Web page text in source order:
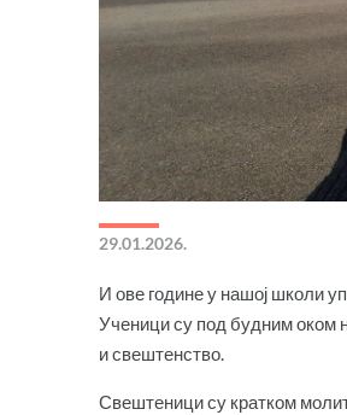
29.01.2026.
И ове године у нашој школи
Ученици су под будним оком
и свештенство.
Свештеници су кратком